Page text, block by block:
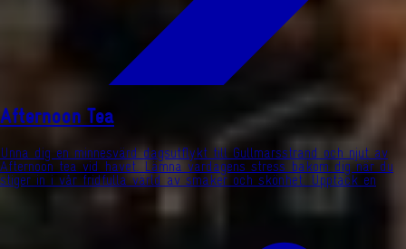
Afternoon Tea
Unna dig en minnesvärd dagsutflykt till Gullmarsstrand och njut av
Afternoon tea vid havet. Lämna vardagens stress bakom dig när du
stiger in i vår fridfulla värld av smaker och skönhet. Upptäck en